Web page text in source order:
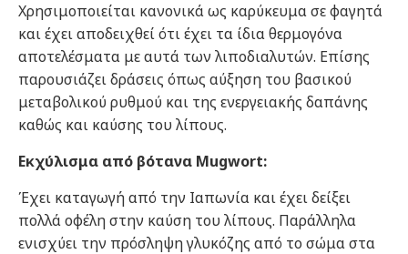
Χρησιμοποιείται κανονικά ως καρύκευμα σε φαγητά
και έχει αποδειχθεί ότι έχει τα ίδια θερμογόνα
αποτελέσματα με αυτά των λιποδιαλυτών. Επίσης
παρουσιάζει δράσεις όπως αύξηση του βασικού
μεταβολικού ρυθμού και της ενεργειακής δαπάνης
καθώς και καύσης του λίπους.
Εκχύλισμα από βότανα Mugwort:
Έχει καταγωγή από την Ιαπωνία και έχει δείξει
πολλά οφέλη στην καύση του λίπους. Παράλληλα
ενισχύει την πρόσληψη γλυκόζης από το σώμα στα